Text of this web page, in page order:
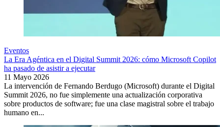
Eventos
La Era Agéntica en el Digital Summit 2026: cómo Microsoft Copilot
ha pasado de asistir a ejecutar
11 Mayo 2026
La intervención de Fernando Berdugo (Microsoft) durante el Digital
Summit 2026, no fue simplemente una actualización corporativa
sobre productos de software; fue una clase magistral sobre el trabajo
humano en...